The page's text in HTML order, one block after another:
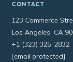
CONTACT
123 Commerce
Los Angeles, CA
+1 (323) 325-2832
[email protected]